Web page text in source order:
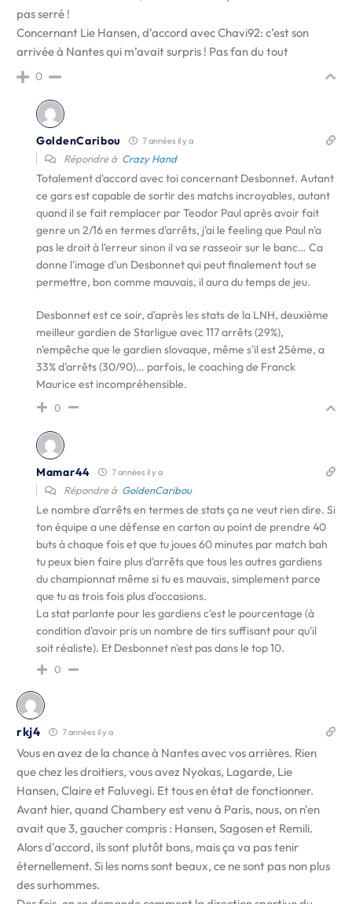
pas serré !
Concernant Lie Hansen, d’accord avec Chavi92: c’est son
arrivée à Nantes qui m’avait surpris ! Pas fan du tout
0
GoldenCaribou 7 années il y a
Répondre à Crazy Hand
Totalement d'accord avec toi concernant Desbonnet. Autant
ce gars est capable de sortir des matchs incroyables, autant
quand il se fait remplacer par Teodor Paul après avoir fait
genre un 2/16 en termes d'arrêts, j'ai le feeling que Paul n'a
pas le droit à l'erreur sinon il va se rasseoir sur le banc… Ca
donne l'image d'un Desbonnet qui peut finalement tout se
permettre, bon comme mauvais, il aura du temps de jeu.
Desbonnet est ce soir, d'après les stats de la LNH, deuxième
meilleur gardien de Starligue avec 117 arrêts (29%),
n'empêche que le gardien slovaque, même s'il est 25ème, a
33% d'arrêts (30/90)… parfois, le coaching de Franck
Maurice est incompréhensible.
0
Mamar44 7 années il y a
Répondre à GoldenCaribou
Le nombre d'arrêts en termes de stats ça ne veut rien dire. Si
ton équipe a une défense en carton au point de prendre 40
buts à chaque fois et que tu joues 60 minutes par match bah
tu peux bien faire plus d'arrêts que tous les autres gardiens
du championnat même si tu es mauvais, simplement parce
que tu as trois fois plus d'occasions.
La stat parlante pour les gardiens c'est le pourcentage (à
condition d'avoir pris un nombre de tirs suffisant pour qu'il
soit réaliste). Et Desbonnet n'est pas dans le top 10.
0
rkj4 7 années il y a
Vous en avez de la chance à Nantes avec vos arrières. Rien
que chez les droitiers, vous avez Nyokas, Lagarde, Lie
Hansen, Claire et Faluvegi. Et tous en état de fonctionner.
Avant hier, quand Chambery est venu à Paris, nous, on n'en
avait que 3, gaucher compris : Hansen, Sagosen et Remili.
Alors d'accord, ils sont plutôt bons, mais ça va pas tenir
éternellement. Si les noms sont beaux, ce ne sont pas non plus
des surhommes.